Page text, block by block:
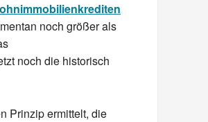
noch größer als
noch die historisch
Prinzip ermittelt, die